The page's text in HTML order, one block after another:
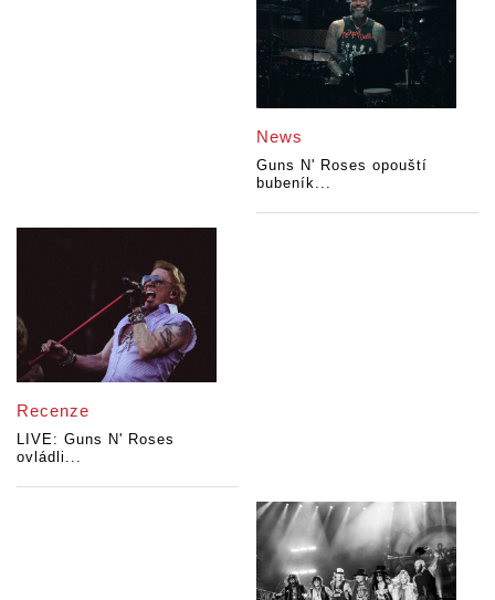
News
Guns N' Roses opouští
bubeník...
Recenze
LIVE: Guns N' Roses
ovládli...